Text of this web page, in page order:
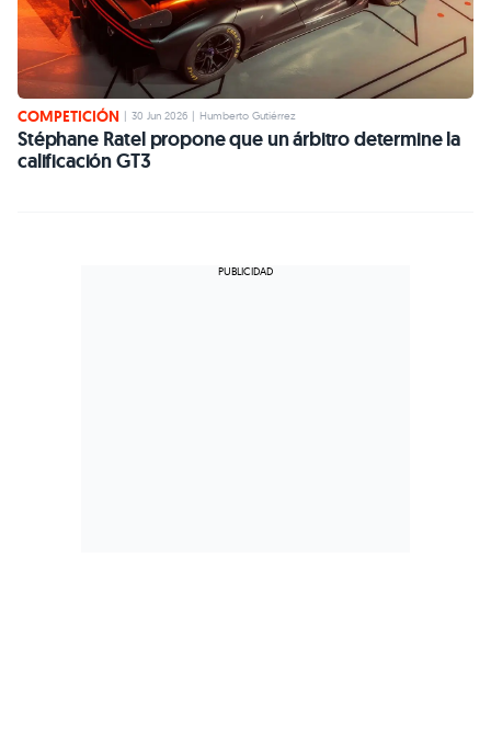
COMPETICIÓN 30 Jun 2026 Humberto Gutiérrez
Stéphane Ratel propone que un árbitro determine la
calificación GT3